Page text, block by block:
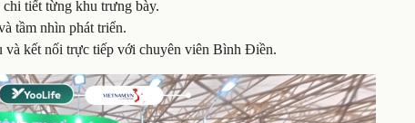
tiết từng khu trưng bày.
tầm nhìn phát triển.
và kết nối trực tiếp với chuyên viên Bình Điền.